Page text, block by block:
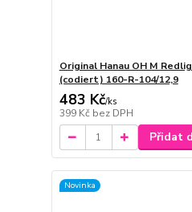
Original Hanau OH M
(codiert) 160-R-104/12,9
483 Kč/ks
399 Kč bez DPH
Přidat
Novinka